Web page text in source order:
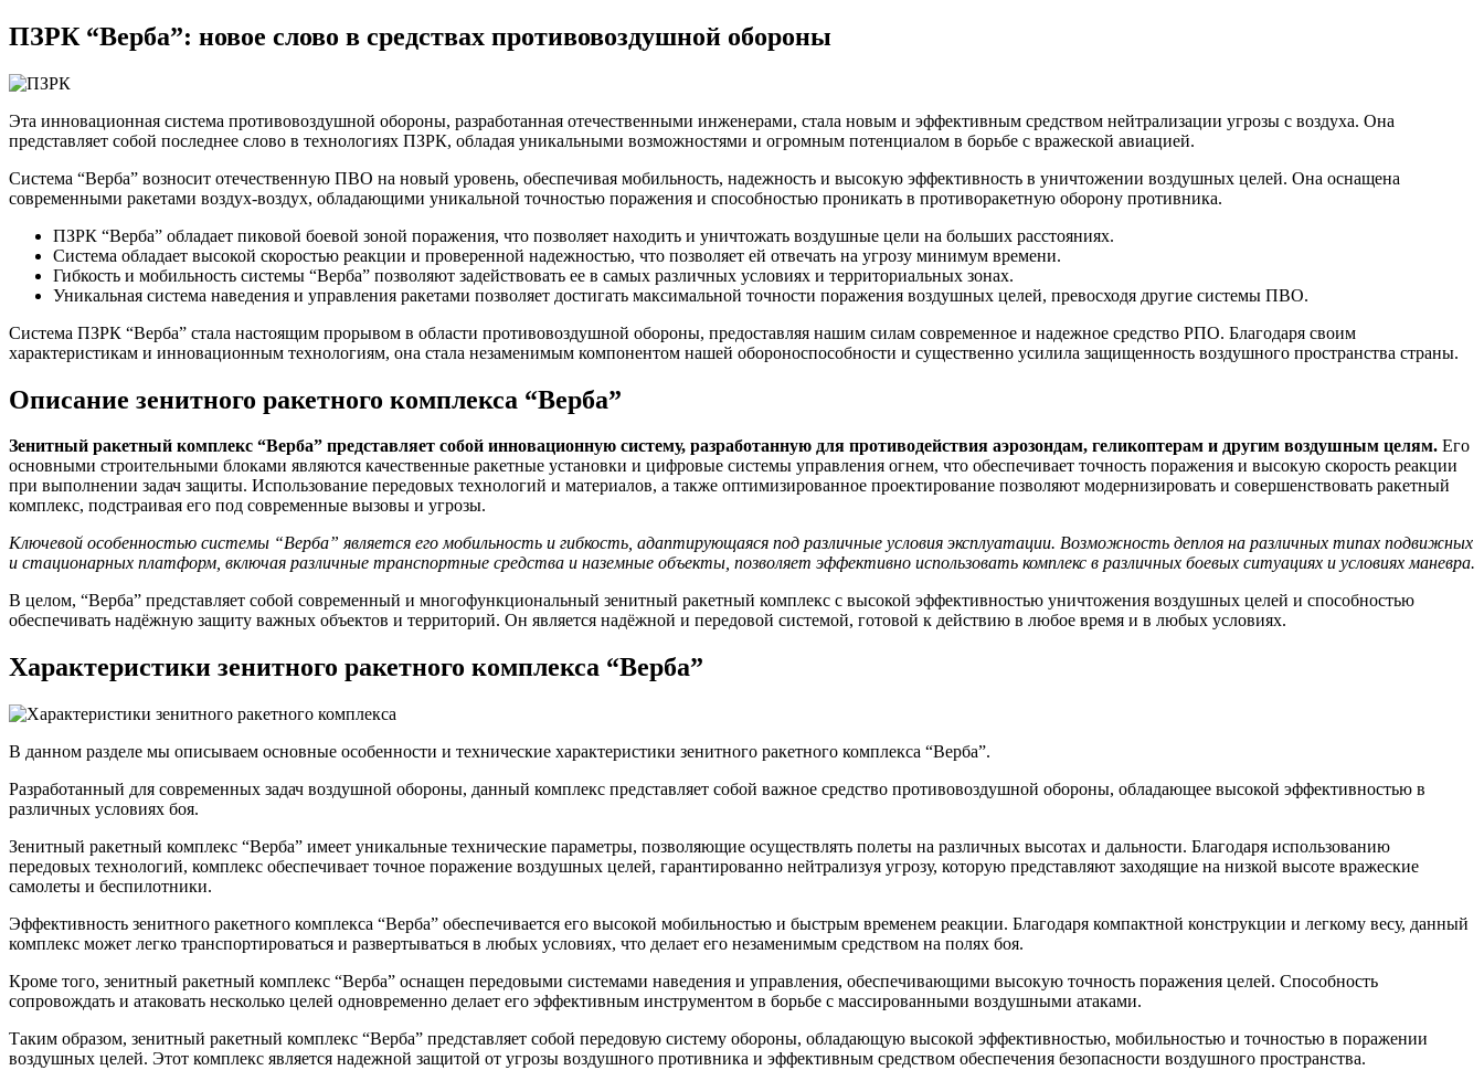
ПЗРК “Верба”: новое слово в средствах противовоздушной обороны
Эта инновационная система противовоздушной обороны, разработанная отечественными инженерами, стала новым и эффективным средством нейтрализации угрозы с воздуха. Она
представляет собой последнее слово в технологиях ПЗРК, обладая уникальными возможностями и огромным потенциалом в борьбе с вражеской авиацией.
Система “Верба” возносит отечественную ПВО на новый уровень, обеспечивая мобильность, надежность и высокую эффективность в уничтожении воздушных целей. Она оснащена
современными ракетами воздух-воздух, обладающими уникальной точностью поражения и способностью проникать в противоракетную оборону противника.
ПЗРК “Верба” обладает пиковой боевой зоной поражения, что позволяет находить и уничтожать воздушные цели на больших расстояниях.
Система обладает высокой скоростью реакции и проверенной надежностью, что позволяет ей отвечать на угрозу минимум времени.
Гибкость и мобильность системы “Верба” позволяют задействовать ее в самых различных условиях и территориальных зонах.
Уникальная система наведения и управления ракетами позволяет достигать максимальной точности поражения воздушных целей, превосходя другие системы ПВО.
Система ПЗРК “Верба” стала настоящим прорывом в области противовоздушной обороны, предоставляя нашим силам современное и надежное средство РПО. Благодаря своим
характеристикам и инновационным технологиям, она стала незаменимым компонентом нашей обороноспособности и существенно усилила защищенность воздушного пространства страны.
Описание зенитного ракетного комплекса “Верба”
Зенитный ракетный комплекс “Верба” представляет собой инновационную систему, разработанную для противодействия аэрозондам, геликоптерам и другим воздушным целям. Его
основными строительными блоками являются качественные ракетные установки и цифровые системы управления огнем, что обеспечивает точность поражения и высокую скорость реакции
при выполнении задач защиты. Использование передовых технологий и материалов, а также оптимизированное проектирование позволяют модернизировать и совершенствовать ракетный
комплекс, подстраивая его под современные вызовы и угрозы.
Ключевой особенностью системы “Верба” является его мобильность и гибкость, адаптирующаяся под различные условия эксплуатации. Возможность деплоя на различных типах подвижных
и стационарных платформ, включая различные транспортные средства и наземные объекты, позволяет эффективно использовать комплекс в различных боевых ситуациях и условиях маневра.
В целом, “Верба” представляет собой современный и многофункциональный зенитный ракетный комплекс с высокой эффективностью уничтожения воздушных целей и способностью
обеспечивать надёжную защиту важных объектов и территорий. Он является надёжной и передовой системой, готовой к действию в любое время и в любых условиях.
Характеристики зенитного ракетного комплекса “Верба”
В данном разделе мы описываем основные особенности и технические характеристики зенитного ракетного комплекса “Верба”.
Разработанный для современных задач воздушной обороны, данный комплекс представляет собой важное средство противовоздушной обороны, обладающее высокой эффективностью в
различных условиях боя.
Зенитный ракетный комплекс “Верба” имеет уникальные технические параметры, позволяющие осуществлять полеты на различных высотах и дальности. Благодаря использованию
передовых технологий, комплекс обеспечивает точное поражение воздушных целей, гарантированно нейтрализуя угрозу, которую представляют заходящие на низкой высоте вражеские
самолеты и беспилотники.
Эффективность зенитного ракетного комплекса “Верба” обеспечивается его высокой мобильностью и быстрым временем реакции. Благодаря компактной конструкции и легкому весу, данный
комплекс может легко транспортироваться и развертываться в любых условиях, что делает его незаменимым средством на полях боя.
Кроме того, зенитный ракетный комплекс “Верба” оснащен передовыми системами наведения и управления, обеспечивающими высокую точность поражения целей. Способность
сопровождать и атаковать несколько целей одновременно делает его эффективным инструментом в борьбе с массированными воздушными атаками.
Таким образом, зенитный ракетный комплекс “Верба” представляет собой передовую систему обороны, обладающую высокой эффективностью, мобильностью и точностью в поражении
воздушных целей. Этот комплекс является надежной защитой от угрозы воздушного противника и эффективным средством обеспечения безопасности воздушного пространства.